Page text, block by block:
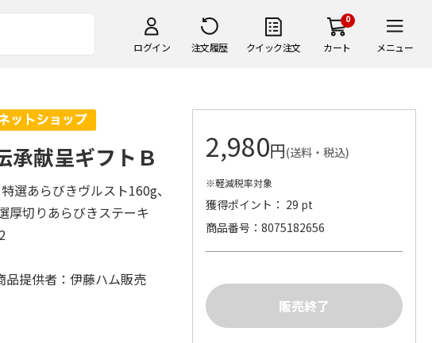
ログイン 注文履歴 クイック注文
0
カート メニュー
承献呈ギフトＢ
選あらびきヴルスト160g、
厚切りあらびきステーキ
提供者：伊藤ハム販売
2,980円(送料・税込)
※軽減税率対象
獲得ポイント： 29 pt
商品番号
8075182656